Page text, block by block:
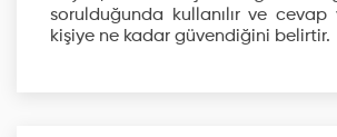
sorulduğunda kullanılır ve cevap
kişiye ne kadar güvendiğini belirtir.